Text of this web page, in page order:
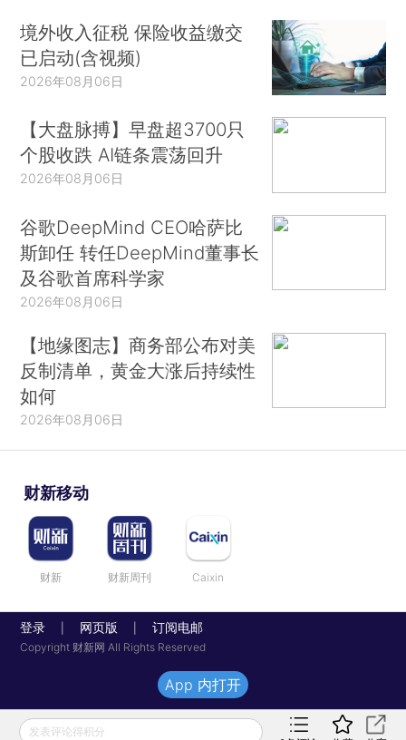
境外收入征税 保险收益缴交
已启动(含视频)
2026年08月06日
【大盘脉搏】早盘超3700只
个股收跌 AI链条震荡回升
2026年08月06日
谷歌DeepMind CEO哈萨比
斯卸任 转任DeepMind董事长
及谷歌首席科学家
2026年08月06日
【地缘图志】商务部公布对美
反制清单，黄金大涨后持续性
如何
2026年08月06日
财新移动
财新 财新周刊 Caixin
登录 网页版 订阅电邮
Copyright 财新网 All Rights Reserved
发表评论得积分
App 内打开